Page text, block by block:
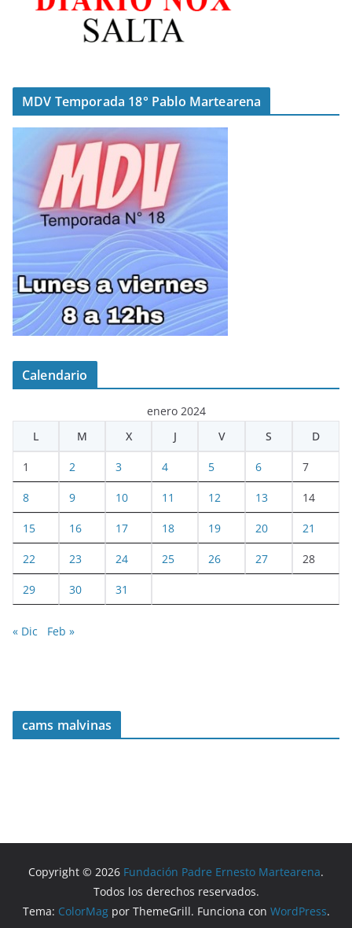
MDV Temporada 18° Pablo Martearena
Calendario
enero 2024
L
M X J V S D
1 2 3 4 5 6 7
8 9 10 11 12 13 14
15 16 17 18 19 20 21
22 23 24 25 26 27 28
29 30 31
« Dic Feb »
cams malvinas
Copyright © 2026 Fundación Padre Ernesto Martearena.
Todos los derechos reservados.
Tema: ColorMagpor ThemeGrill. Funciona con WordPress.